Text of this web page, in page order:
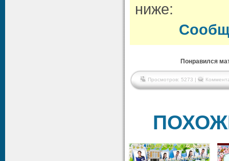
ниже:
Понравился
Просмотров: 5273 |